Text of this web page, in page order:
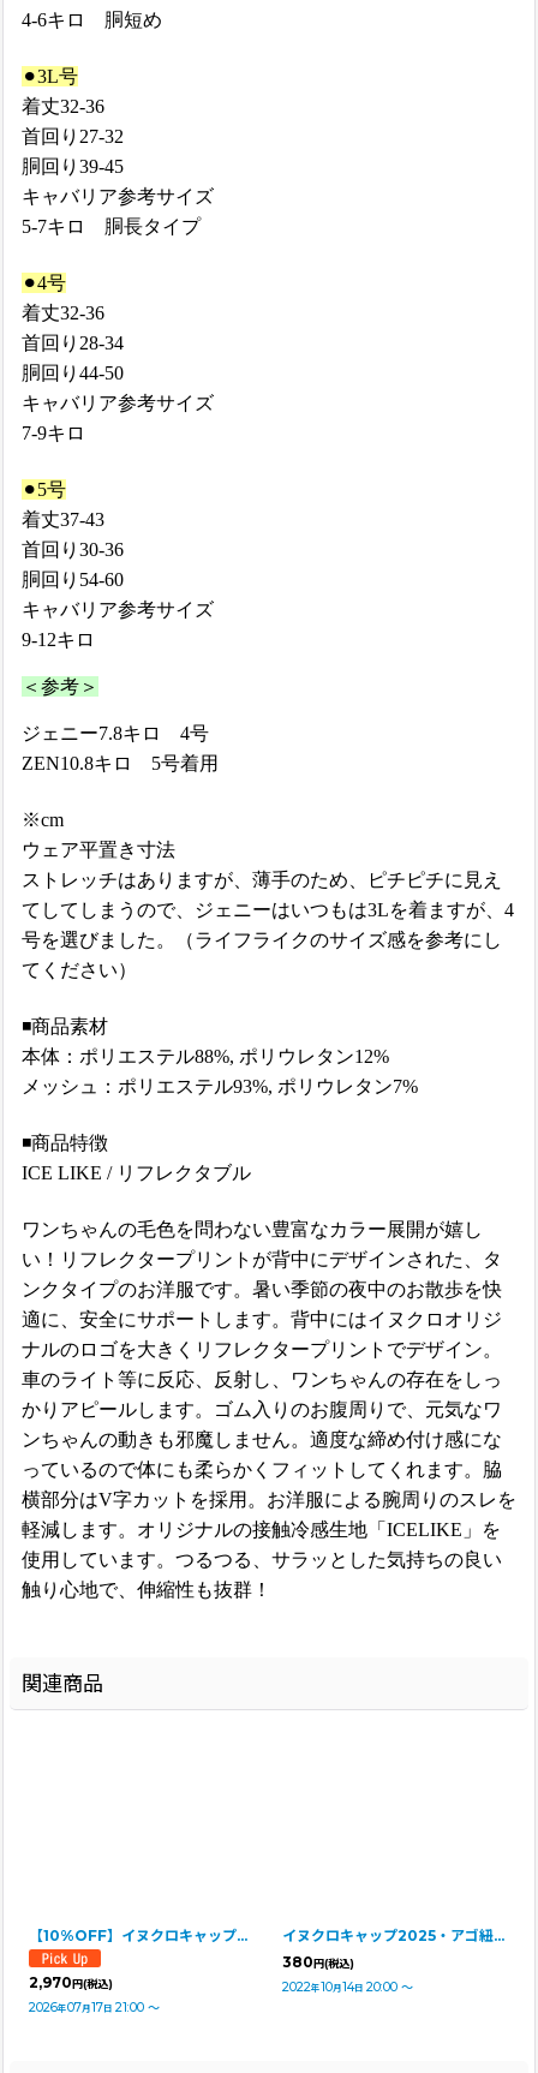
4-6キロ 胴短め
⚫︎3L号
着丈32-36
首回り 27-32
胴回り 39-45
キャバリア参考サイズ
5-7キロ 胴長タイプ
⚫︎4号
着丈32-36
首回り 28-34
胴回り 44-50
キャバリア参考サイズ
7-9キロ
⚫︎5号
着丈37-43
首回り 30-36
胴回り 54-60
キャバリア参考サイズ
9-12キロ
＜参考＞
ジェニー7.8キロ 4号
ZEN10.8キロ 5号着用
※cm
ウェア平置き寸法
ストレッチはありますが、薄手のため、ピチピチに見え
てしてしまうので、ジェニーはいつもは3Lを着ますが、4
号を選びました。（ライフライクのサイズ感を参考にし
てください）
◾️商品素材
本体：ポリエステル88%, ポリウレタン12%
メッシュ：ポリエステル93%, ポリウレタン7%
◾️商品特徴
ICE LIKE / リフレクタブル
ワンちゃんの毛色を問わない豊富なカラー展開が嬉し
い！リフレクタープリントが背中にデザインされた、タ
ンクタイプのお洋服です。暑い季節の夜中のお散歩を快
適に、安全にサポートします。背中にはイヌクロオリジ
ナルのロゴを大きくリフレクタープリントでデザイン。
車のライト等に反応、反射し、ワンちゃんの存在をしっ
かりアピールします。ゴム入りのお腹周りで、元気なワ
ンちゃんの動きも邪魔しません。適度な締め付け感にな
っているので体にも柔らかくフィットしてくれます。脇
横部分はV字カットを採用。お洋服による腕周りのスレを
軽減します。オリジナルの接触冷感生地「ICELIKE」を
使用しています。つるつる、サラッとした気持ちの良い
触り心地で、伸縮性も抜群！
関連商品
【10%OFF】イヌクロキャップ2025
2,970円(税込)
2026年07月17日 21:00 ～
イヌクロキャップ2025・アゴ紐延長キット
380円(税込)
2022年10月14日 20:00 ～